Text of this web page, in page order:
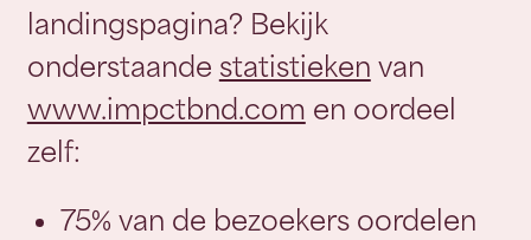
landingspagina? Bekijk
onderstaande statistieken van
www.impctbnd.com en oordeel
zelf:
75% van de bezoekers oordelen